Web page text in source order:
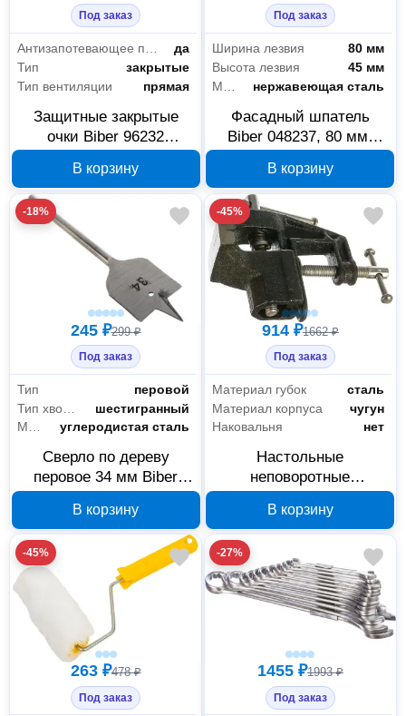
Под заказ
да
Тип
закрытые
Тип вентиляции
прямая
Защитные закрытые
очки Biber 96232
В корзину
Под заказ
Ширина лезвия
80 мм
Высота лезвия
45 мм
нержавеющая сталь
Фасадный шпатель
Biber 048237, 80 мм,
В корзину
-18%
245 ₽299 ₽
Под заказ
Тип
перовой
шестигранный
Материал сверла
углеродистая сталь
Сверло по дереву
перовое 34 мм Biber
В корзину
-45%
914 ₽1662 ₽
Под заказ
Материал губок
сталь
Материал корпуса
чугун
Наковальня
нет
Настольные
неповоротные
85881 50 мм, 093081
В корзину
-45%
263 ₽478 ₽
Под заказ
-27%
1455 ₽1993 ₽
Под заказ